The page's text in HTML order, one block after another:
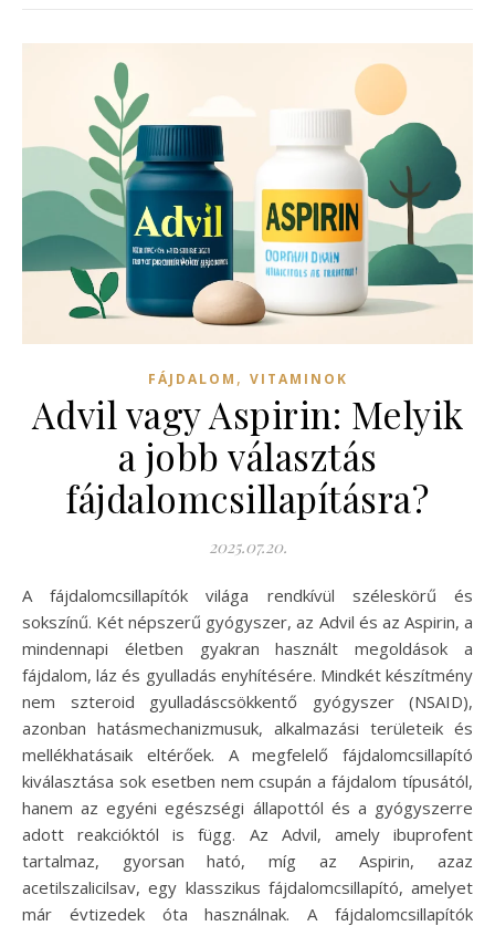
FÁJDALOM , VITAMINOK
Advil vagy Aspirin: Melyik
a jobb választás
fájdalomcsillapításra?
2025.07.20.
A fájdalomcsillapítók világa rendkívül széleskörű és
sokszínű. Két népszerű gyógyszer, az Advil és az Aspirin, a
mindennapi életben gyakran használt megoldások a
fájdalom, láz és gyulladás enyhítésére. Mindkét készítmény
nem szteroid gyulladáscsökkentő gyógyszer (NSAID),
azonban hatásmechanizmusuk, alkalmazási területeik és
mellékhatásaik eltérőek. A megfelelő fájdalomcsillapító
kiválasztása sok esetben nem csupán a fájdalom típusától,
hanem az egyéni egészségi állapottól és a gyógyszerre
adott reakcióktól is függ. Az Advil, amely ibuprofent
tartalmaz, gyorsan ható, míg az Aspirin, azaz
acetilszalicilsav, egy klasszikus fájdalomcsillapító, amelyet
már évtizedek óta használnak. A fájdalomcsillapítók